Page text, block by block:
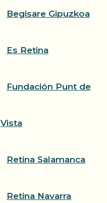
Begisare Gipuzkoa
Es Retina
Fundación Punt de
Vista
Retina Salamanca
Retina Navarra